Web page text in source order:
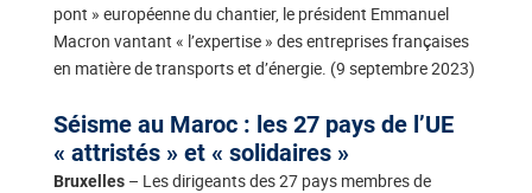
pont » européenne du chantier, le président Emmanuel
Macron vantant « l’expertise » des entreprises françaises
en matière de transports et d’énergie. (9 septembre 2023)
Séisme au Maroc : les 27 pays de l’UE
« attristés » et « solidaires »
Bruxelles– Les dirigeants des 27 pays membres de